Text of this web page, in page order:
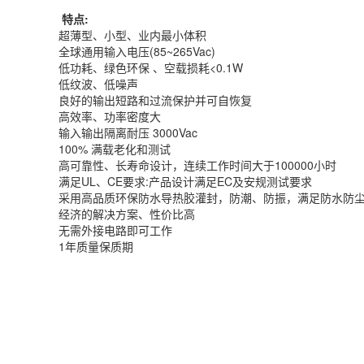
特点:
超薄型、小型、业内最小体积
全球通用输入电压(85~265Vac)
低功耗、绿色环保 、空载损耗<0.1W
低纹波、低噪声
良好的输出短路和过流保护并可自恢复
高效率、功率密度大
输入输出隔离耐压 3000Vac
100% 满载老化和测试
高可靠性、长寿命设计，连续工作时间大于100000小时
满足UL、CE要求:产品设计满足EC及安规测试要求
采用高品质环保防水导热胶灌封，防潮、防振，满足防水防
经济的解决方案、性价比高
无需外接电路即可工作
1年质量保质期